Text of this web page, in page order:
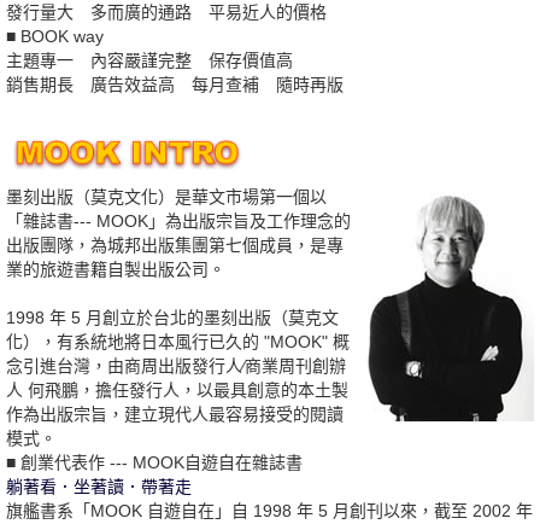
發行量大 多而廣的通路 平易近人的價格
■ BOOK way
主題專一 內容嚴謹完整 保存價值高
銷售期長 廣告效益高 每月查補 隨時再版
墨刻出版（莫克文化）是華文市場第一個以
「雜誌書--- MOOK」為出版宗旨及工作理念的
出版團隊，為城邦出版集團第七個成員，是專
業的旅遊書籍自製出版公司。
1998 年 5 月創立於台北的墨刻出版（莫克文
化），有系統地將日本風行已久的 "MOOK" 概
念引進台灣，由商周出版發行人∕商業周刊創辦
人 何飛鵬，擔任發行人，以最具創意的本土製
作為出版宗旨，建立現代人最容易接受的閱讀
模式。
■ 創業代表作 --- MOOK自遊自在雜誌書
躺著看．坐著讀．帶著走
旗艦書系「MOOK 自遊自在」自 1998 年 5 月創刊以來，截至 2002 年